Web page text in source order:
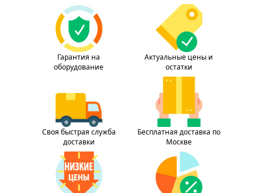
Гарантия на
оборудование
Актуальные цены и
остатки
Своя быстрая служба
доставки
Бесплатная доставка по
Москве